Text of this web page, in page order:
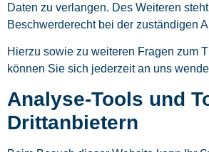
Daten zu verlangen. Des Weiteren
Beschwerderecht bei der zuständigen
Hierzu sowie zu weiteren Fragen zum
können Sie sich jederzeit an uns
Analyse-Tools und
Dritt­anbietern